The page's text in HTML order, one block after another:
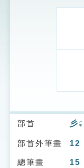
索引選單
知識索引
單字索引
部首 彡 ㄕㄢ
部首外筆畫 12
總筆畫 15